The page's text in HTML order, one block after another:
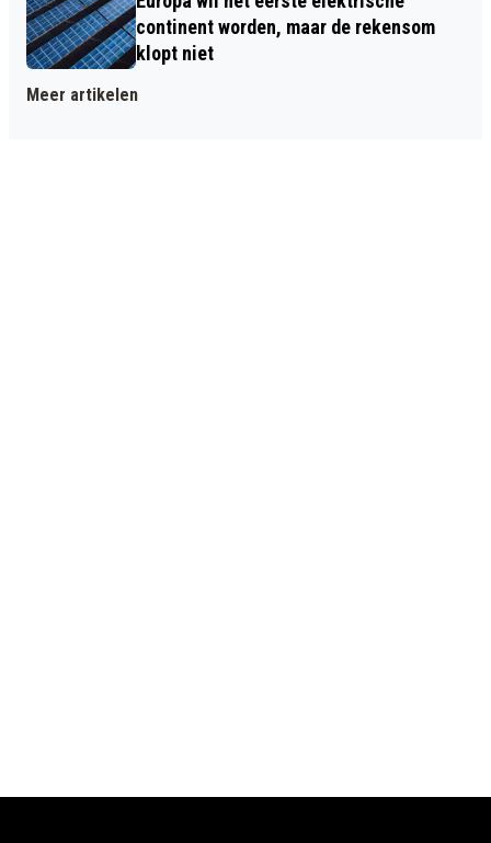
continent worden, maar de rekensom
klopt niet
Meer artikelen